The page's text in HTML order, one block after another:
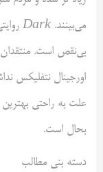
می‌بینند. Dark
بی‌نقص است.
اورجینال نتفلیکس
علت به راحتی
بحال است.
دسته بنی مطالب